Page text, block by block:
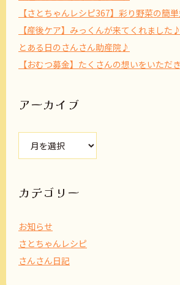
【さとちゃんレシピ367】彩り野菜の簡
【産後ケア】みっくんが来てくれました♪
とある日のさんさん助産院♪
【おむつ募金】たくさんの想いをいただ
アーカイブ
ブ
カテゴリー
お知らせ
さとちゃんレシピ
さんさん日記